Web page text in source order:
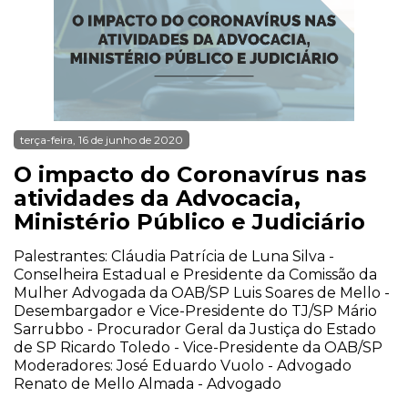
terça-feira, 16 de junho de 2020
O impacto do Coronavírus nas
atividades da Advocacia,
Ministério Público e Judiciário
Palestrantes: Cláudia Patrícia de Luna Silva -
Conselheira Estadual e Presidente da Comissão da
Mulher Advogada da OAB/SP Luis Soares de Mello -
Desembargador e Vice-Presidente do TJ/SP Mário
Sarrubbo - Procurador Geral da Justiça do Estado
de SP Ricardo Toledo - Vice-Presidente da OAB/SP
Moderadores: José Eduardo Vuolo - Advogado
Renato de Mello Almada - Advogado